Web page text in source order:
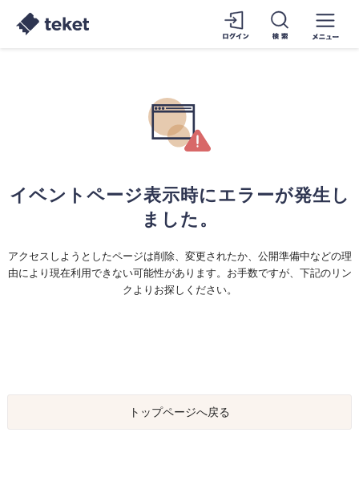
イベントページ表示時にエラーが発生し
ました。
アクセスしようとしたページは削除、変更されたか、公開準備中などの理
由により現在利用できない可能性があります。お手数ですが、下記のリン
クよりお探しください。
トップページへ戻る